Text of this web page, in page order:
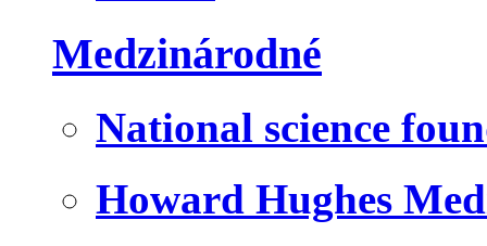
Medzinárodné
National science
Howard Hughes